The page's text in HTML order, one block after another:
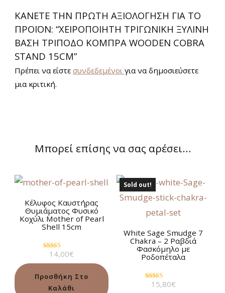
ΚΆΝΕΤΕ ΤΗΝ ΠΡΏΤΗ ΑΞΙΟΛΌΓΗΣΗ ΓΙΑ ΤΟ
ΠΡΟΪΌΝ: “XΕΙΡΟΠΟΊΗΤΗ ΤΡΙΓΩΝΙΚΉ ΞΎΛΙΝΗ
ΒΆΣΗ ΤΡΊΠΟΔΟ ΚΌΜΠΡΑ WOODEN COBRA
STAND 15CM”
Πρέπει να είστε συνδεδεμένοι για να δημοσιεύσετε
μια κριτική.
Μπορεί επίσης να σας αρέσει…
Kέλυφος Kαυστήρας
Θυμιάματος Φυσικό
Κοχύλι Mother of Pearl
Shell 15cm
Βαθμολογήθηκε
από 5
14,00€
Προσθήκη Στο
Καλάθι
Sold out!
White Sage Smudge 7
Chakra – 2 Ραβδιά
Φασκόμηλο με
Ροδοπέταλα
Βαθμολογήθηκε
15,80€